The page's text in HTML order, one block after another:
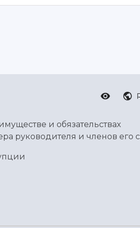
и обязательствах
руководителя и членов его